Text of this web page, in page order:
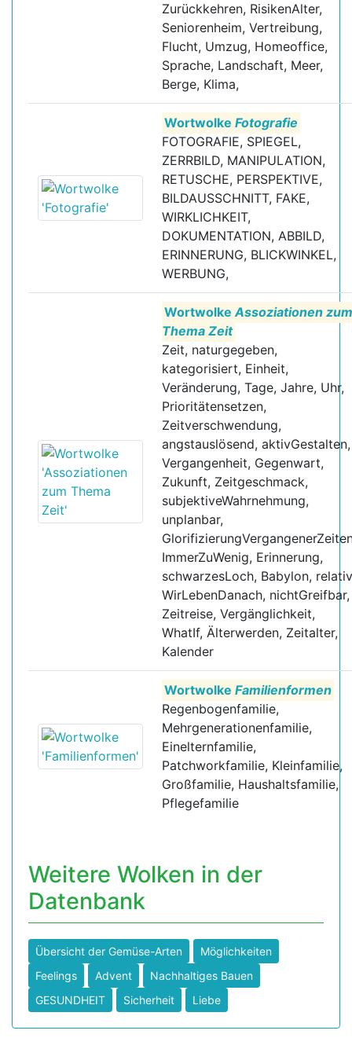
Zurückkehren, RisikenAlter,
Seniorenheim, Vertreibung,
Flucht, Umzug, Homeoffice,
Sprache, Landschaft, Meer,
Berge, Klima,
WortwolkeFotografie
FOTOGRAFIE, SPIEGEL,
ZERRBILD, MANIPULATION,
RETUSCHE, PERSPEKTIVE,
BILDAUSSCHNITT, FAKE,
WIRKLICHKEIT,
DOKUMENTATION, ABBILD,
ERINNERUNG, BLICKWINKEL,
WERBUNG,
WortwolkeAssoziationen
Thema Zeit
Zeit, naturgegeben,
kategorisiert, Einheit,
Veränderung, Tage, Jahre, Uhr,
Prioritätensetzen,
Zeitverschwendung,
angstauslösend, aktivGestalten,
Vergangenheit, Gegenwart,
Zukunft, Zeitgeschmack,
subjektiveWahrnehmung,
unplanbar,
ImmerZuWenig, Erinnerung,
schwarzesLoch, Babylon,
WirLebenDanach, nichtGreifbar,
Zeitreise, Vergänglichkeit,
WhatIf, Älterwerden, Zeitalter,
Kalender
WortwolkeFamilienformen
Regenbogenfamilie,
Mehrgenerationenfamilie,
Einelternfamilie,
Patchworkfamilie, Kleinfamilie,
Großfamilie, Haushaltsfamilie,
Pflegefamilie
Weitere Wolken in der
Datenbank
Übersicht der Gemüse-Arten
Möglichkeiten
Feelings
Advent
Nachhaltiges Bauen
GESUNDHEIT
Sicherheit Liebe